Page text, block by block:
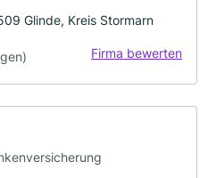
Glinde, Kreis Stormarn
Firma bewerten